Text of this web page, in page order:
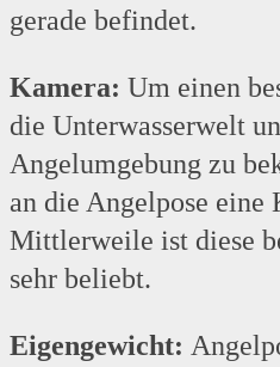
gerade befindet.
Kamera: Um einen
die Unterwasserwelt
Angelumgebung zu
an die Angelpose eine
Mittlerweile ist diese
sehr beliebt.
Eigengewicht: